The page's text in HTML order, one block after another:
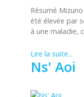
Résumé
été élevée par
à une maladie,
Lire la suite...
Ns' Aoi